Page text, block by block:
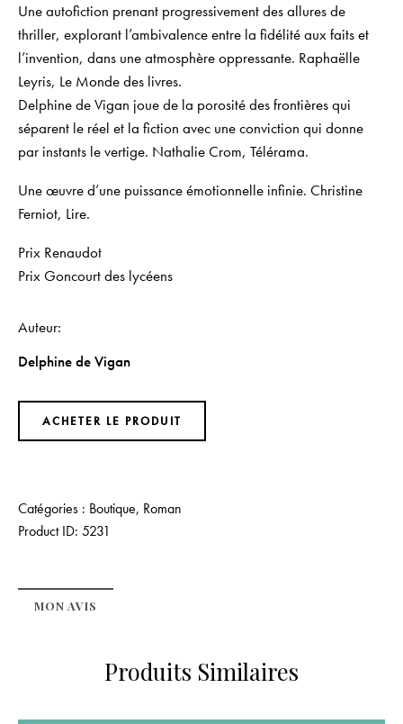
Une autofiction prenant progressivement des allures de
thriller, explorant l’ambivalence entre la fidélité aux faits et
l’invention, dans une atmosphère oppressante. Raphaëlle
Leyris, Le Monde des livres.
Delphine de Vigan joue de la porosité des frontières qui
séparent le réel et la fiction avec une conviction qui donne
par instants le vertige. Nathalie Crom, Télérama.
Une œuvre d’une puissance émotionnelle infinie. Christine
Ferniot, Lire.
Prix Renaudot
Prix Goncourt des lycéens
Auteur
Delphine de Vigan
ACHETER LE PRODUIT
Catégories : Boutique, Roman
Product ID: 5231
MON AVIS
Produits Similaires